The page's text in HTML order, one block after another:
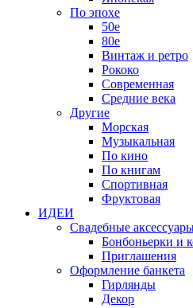
По эпохе
50е
80е
Винтаж и ретро
Рококо
Современная
Средние века
Другие
Морская
Музыкальная
По кино
По книгам
Спортивная
Фруктовая
ИДЕИ
Свадебные
Бонбоньерки и
Приглашения
Оформление банкета
Гирлянды
Декор